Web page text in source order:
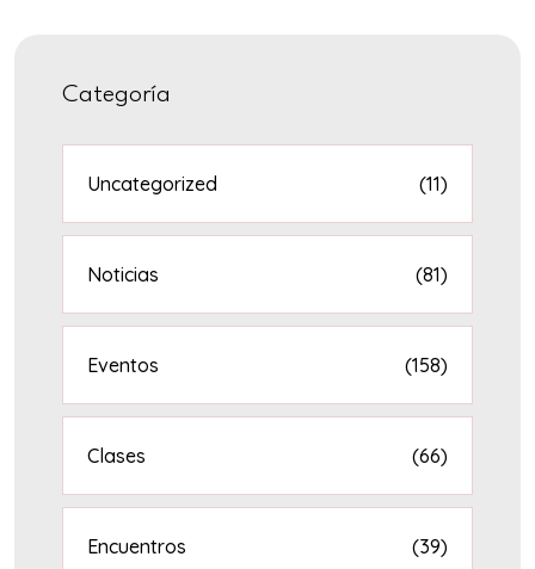
Categoría
Uncategorized (11)
Noticias (81)
Eventos (158)
Clases (66)
Encuentros (39)